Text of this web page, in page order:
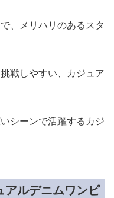
、メリハリのあるスタ
戦しやすい、カジュア
シーンで活躍するカジ
アルデニムワンピ